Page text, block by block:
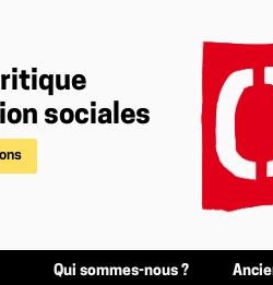
sociales
Qui sommes-nous ?